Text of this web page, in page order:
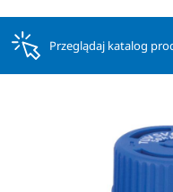
Przeglądaj katalog